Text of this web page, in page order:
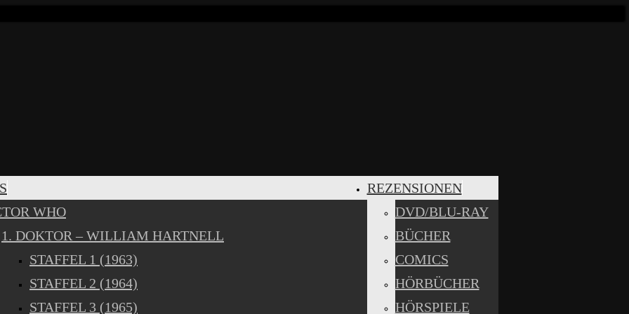
WHO
1. DOKTOR – WILLIAM HARTNELL
STAFFEL 1 (1963)
STAFFEL 2 (1964)
STAFFEL 3 (1965)
REZENSIONEN
DVD/BLU-RAY
BÜCHER
COMICS
HÖRBÜCHER
HÖRSPIELE